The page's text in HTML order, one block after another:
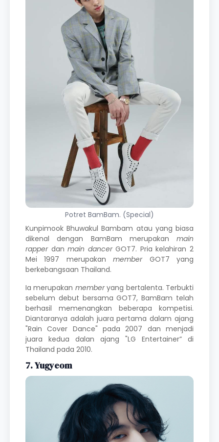
Potret BamBam. (Special)
Kunpimook Bhuwakul Bambam atau yang biasa
dikenal dengan BamBam merupakan main
rapperdanmain dancerGOT7. Pria kelahiran 2
Mei 1997 merupakanmember GOT7 yang
berkebangsaan Thailand.
Ia merupakan memberyang bertalenta. Terbukti
sebelum debut bersama GOT7, BamBam telah
berhasil memenangkan beberapa kompetisi.
Diantaranya adalah juara pertama dalam ajang
"Rain Cover Dance" pada 2007 dan menjadi
juara kedua dalan ajang "LG Entertainer” di
Thailand pada 2010.
7. Yugyeom